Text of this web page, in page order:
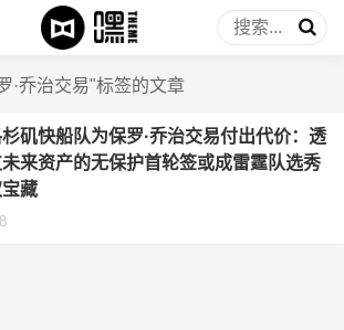
·乔治交易"标签的文章
矶快船队为保罗·乔治交易付出代价：透
未来资产的无保护首轮签或成雷霆队选秀
藏